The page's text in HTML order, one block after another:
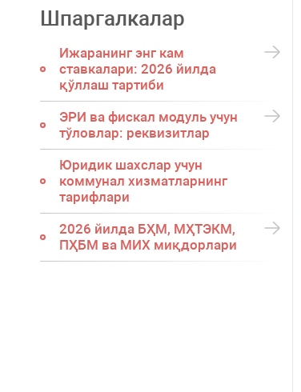
Шпаргалкалар
Ижаранинг энг кам
ставкалари: 2026 йилда
қўллаш тартиби
ЭРИ ва фискал модуль учун
тўловлар: реквизитлар
Юридик шахслар учун
коммунал хизматларнинг
тарифлари
2026 йилда БҲМ, МҲТЭКМ,
ПҲБМ ва МИХ миқдорлари